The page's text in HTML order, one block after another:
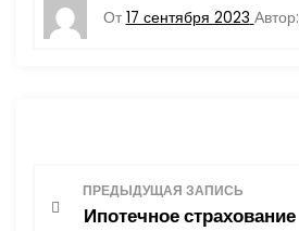
От 17 сентября 2023 Автор:
ПРЕДЫДУЩАЯ ЗАПИСЬ
Ипотечное страхование